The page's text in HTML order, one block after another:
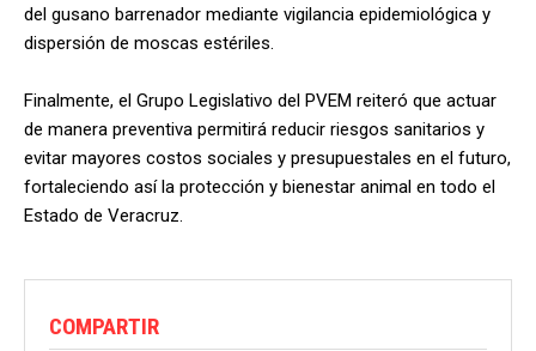
del gusano barrenador mediante vigilancia epidemiológica y
dispersión de moscas estériles.
Finalmente, el Grupo Legislativo del PVEM reiteró que actuar
de manera preventiva permitirá reducir riesgos sanitarios y
evitar mayores costos sociales y presupuestales en el futuro,
fortaleciendo así la protección y bienestar animal en todo el
Estado de Veracruz.
COMPARTIR